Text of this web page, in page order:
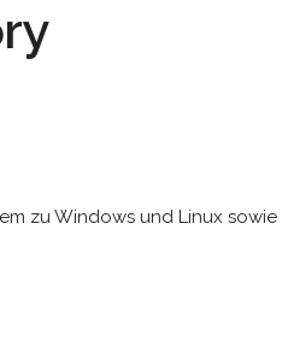
zu Windows und Linux